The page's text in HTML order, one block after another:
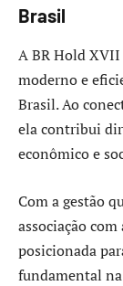
Brasil
A BR Hold
moderno e
Brasil. Ao
ela contribui
econômico e
Com a gestão
associação
posicionada
fundamental na